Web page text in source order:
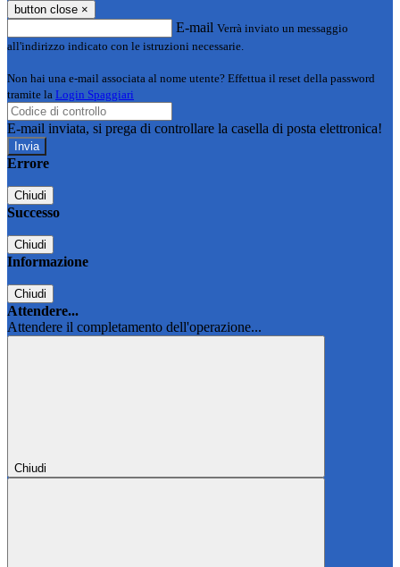
button close ×
E-mail Verrà inviato un messaggio
all'indirizzo indicato con le istruzioni necessarie.
Non hai una e-mail associata al nome utente? Effettua il reset della password
tramite la Login Spaggiari
E-mail inviata, si prega di controllare la casella di posta elettronica!
Errore
Chiudi
Successo
Chiudi
Informazione
Chiudi
Attendere...
Attendere il completamento dell'operazione...
Chiudi